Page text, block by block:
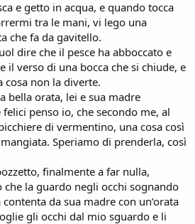
e getto in acqua, e quando tocca
tra le mani, vi lego una
che fa da gavitello.
dire che il pesce ha abboccato e
il verso di una bocca che si chiude, e
cosa non la diverte.
bella orata, lei e sua madre
penso io, che secondo me, al
di vermentino, una cosa così
Speriamo di prenderla, così
finalmente a far nulla,
che la guardo negli occhi sognando
da sua madre con un’orata
gli occhi dal mio sguardo e li